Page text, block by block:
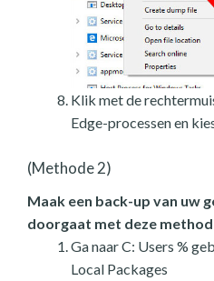
Klik met de
Edge-processen en
(Methode 2)
Maak een back-up van uw
doorgaat met deze
Ga naar C: Users %
Local Packages